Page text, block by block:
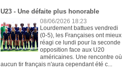
U23 - Une défaite plus honorable
08/06/2026 18:23
Lourdement battues vendredi
(0-5), les Françaises ont mieux
réagi ce lundi pour la seconde
opposition face aux U20
américaines. Une rencontre où
aucun tir français n'aura cependant été c...